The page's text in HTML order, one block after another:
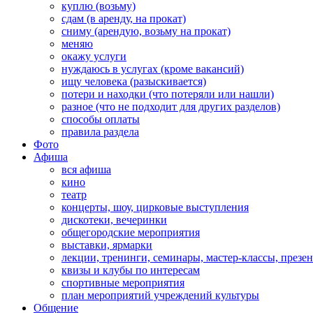
куплю (возьму)
сдам (в аренду, на прокат)
сниму (арендую, возьму на прокат)
меняю
окажу услуги
нуждаюсь в услугах (кроме вакансий)
ищу человека (разыскивается)
потери и находки (что потеряли или нашли)
разное (что не подходит для других разделов)
способы оплаты
правила раздела
Фото
Афиша
вся афиша
кино
театр
концерты, шоу, цирковые выступления
дискотеки, вечеринки
общегородские мероприятия
выставки, ярмарки
лекции, тренинги, семинары, мастер-классы,
квизы и клубы по интересам
спортивные мероприятия
план мероприятий учреждений культуры
Общение